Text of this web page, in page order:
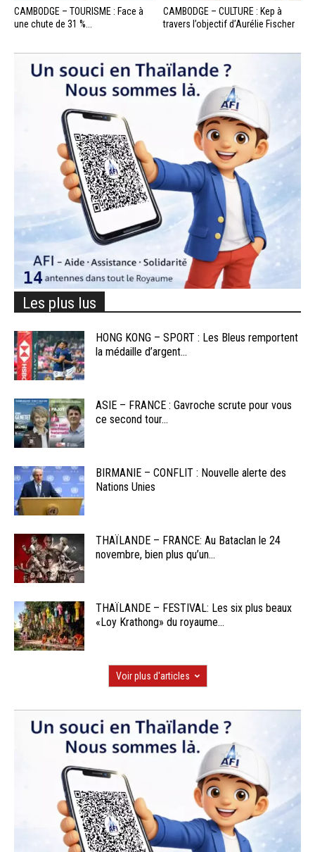
CAMBODGE – TOURISME : Face à
une chute de 31 %...
CAMBODGE – CULTURE : Kep à
travers l’objectif d’Aurélie Fischer
Les plus lus
HONG KONG – SPORT : Les Bleus remportent
la médaille d’argent...
ASIE – FRANCE : Gavroche scrute pour vous
ce second tour...
BIRMANIE – CONFLIT : Nouvelle alerte des
Nations Unies
THAÏLANDE – FRANCE: Au Bataclan le 24
novembre, bien plus qu’un...
THAÏLANDE – FESTIVAL: Les six plus beaux
«Loy Krathong» du royaume...
Voir plus d'articles